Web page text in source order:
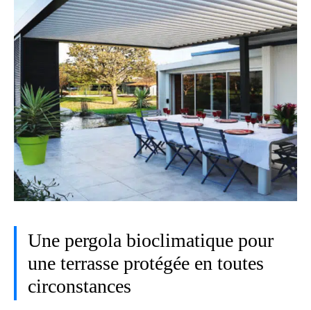
Une pergola bioclimatique pour
une terrasse protégée en toutes
circonstances